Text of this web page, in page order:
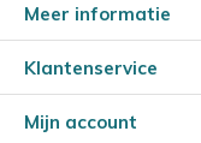
Meer informatie
Klantenservice
Mijn account